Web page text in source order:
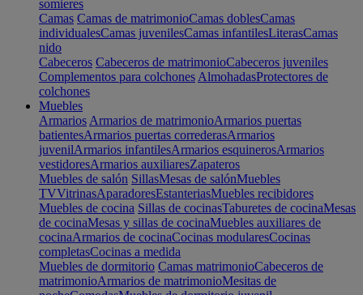
somieres
Camas Camas de matrimonioCamas doblesCamas
individualesCamas juvenilesCamas infantilesLiterasCamas
nido
Cabeceros Cabeceros de matrimonioCabeceros juveniles
Complementos para colchones AlmohadasProtectores de
colchones
Muebles
Armarios Armarios de matrimonioArmarios puertas
batientesArmarios puertas correderasArmarios
juvenilArmarios infantilesArmarios esquinerosArmarios
vestidoresArmarios auxiliaresZapateros
Muebles de salón SillasMesas de salónMuebles
TVVitrinasAparadoresEstanteriasMuebles recibidores
Muebles de cocina Sillas de cocinasTaburetes de cocinaMesas
de cocinaMesas y sillas de cocinaMuebles auxiliares de
cocinaArmarios de cocinaCocinas modularesCocinas
completasCocinas a medida
Muebles de dormitorio Camas matrimonioCabeceros de
matrimonioArmarios de matrimonioMesitas de